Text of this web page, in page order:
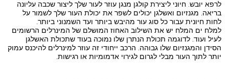
לרפא יובש. חיוני ליצירת קולגן מנגן עוזר לעור שלך ליצור שכבה עליונה
בריאה. מגנזיום ואשלגן יכולים לשפר את יכולת העור שלך לשמור על
לחות חיונית עבור כל סוג עור מהיבש ביותר ועד השמנוני ביותר.
למלח ים המלח יש את השילוב האחוז המושלם של המינרלים הרשומים
לעיל ועוד. לדוגמה תכולת הנתרן שלו נמוכה בעוד שתכולת האשלגן
הסידן והמגנזיום שלו גבוהה. הרכב ייחודי זה עוזר למינרלים להיכנס עמוק
יותר לתוך העור מבלי לגרום לגירוי אדמומיות או רגישות.